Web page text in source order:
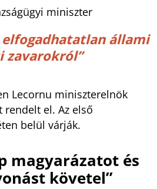
miniszter
elfogadhatatlan állami
zavarokról”
Lecornu miniszterelnök
el. Az első
belül várják.
magyarázatot és
követel”